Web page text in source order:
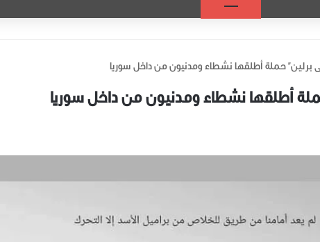
برلين” حملة أطلقها نشطاء ومدنيون من داخل سوريا
أطلقها نشطاء ومدنيون من داخل سوريا